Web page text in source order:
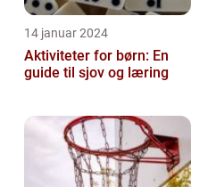
14 januar 2024
Aktiviteter for børn: En
guide til sjov og læring